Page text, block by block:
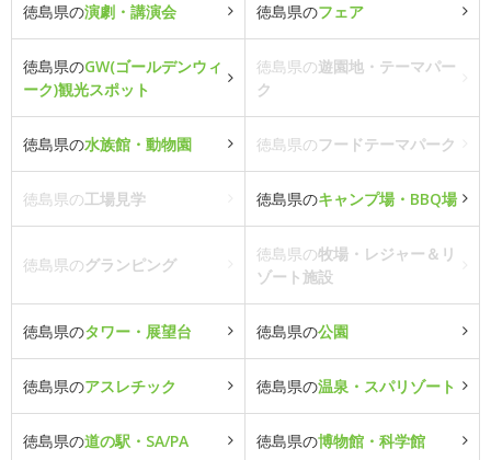
徳島県の演劇・講演会 徳島県のフェア
徳島県のGW(ゴールデンウィ
ーク)観光スポット
徳島県の遊園地・テーマパー
ク
徳島県の水族館・動物園 徳島県のフードテーマパーク
徳島県の工場見学 徳島県のキャンプ場・BBQ場
徳島県のグランピング
徳島県の牧場・レジャー＆リ
ゾート施設
徳島県のタワー・展望台 徳島県の公園
徳島県のアスレチック 徳島県の温泉・スパリゾート
徳島県の道の駅・SA/PA 徳島県の博物館・科学館